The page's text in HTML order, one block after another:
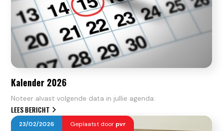
Kalender 2026
Noteer alvast volgende data in jullie agenda:
LEES BERICHT
23/02/2026 Geplaatst door pvr